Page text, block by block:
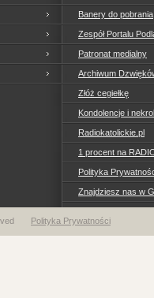
Banery do pobrania
Zespół Portalu
Patronat medialny
Archiwum
Złóż cegiełkę
Kondolencje i
Radiokatolickie.pl
1 procent na
Polityka
Znajdziesz nas w
Polityka Prywatności